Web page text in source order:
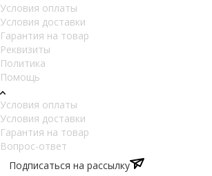
Условия оплаты
Условия доставки
Гарантия на товар
Реквизиты
Политика
Помощь
Условия оплаты
Условия доставки
Гарантия на товар
Вопрос-ответ
Подписаться на рассылку